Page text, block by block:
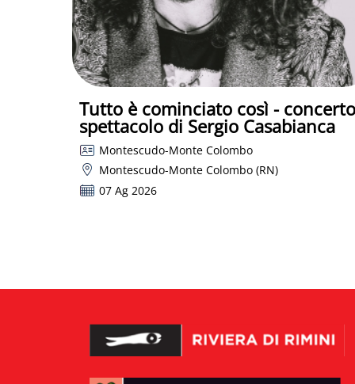
Tutto è cominciato così - concerto
spettacolo di Sergio Casabianca
Montescudo-Monte Colombo
Montescudo-Monte Colombo (RN)
07 Ag 2026